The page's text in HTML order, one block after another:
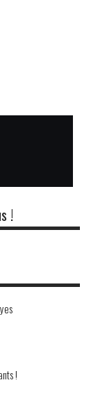
!
!